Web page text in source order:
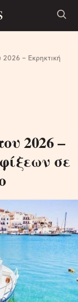
– Εκρηκτική
2026 –
σε